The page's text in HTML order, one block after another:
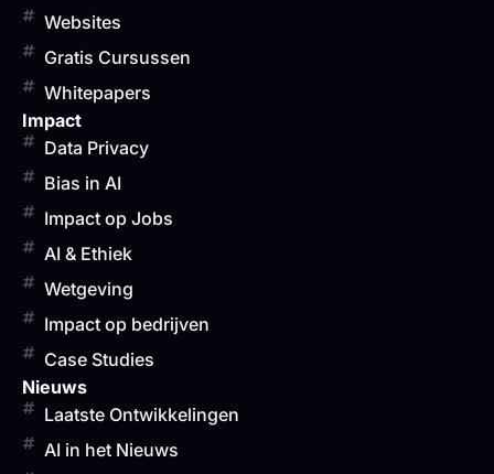
Websites
Gratis Cursussen
Whitepapers
Impact
Data Privacy
Bias in AI
Impact op Jobs
AI & Ethiek
Wetgeving
Impact op bedrijven
Case Studies
Nieuws
Laatste Ontwikkelingen
AI in het Nieuws